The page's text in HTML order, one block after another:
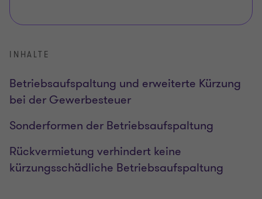
INHALTE
Betriebsaufspaltung und erweiterte Kürzung
bei der Gewerbesteuer
Sonderformen der Betriebsaufspaltung
Rückvermietung verhindert keine
kürzungsschädliche Betriebsaufspaltung